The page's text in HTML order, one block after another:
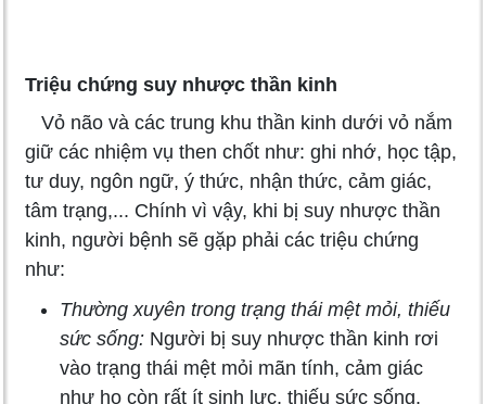
Triệu chứng suy nhược thần kinh
Vỏ não và các trung khu thần kinh dưới vỏ nắm
giữ các nhiệm vụ then chốt như: ghi nhớ, học tập,
tư duy, ngôn ngữ, ý thức, nhận thức, cảm giác,
tâm trạng,... Chính vì vậy, khi bị suy nhược thần
kinh, người bệnh sẽ gặp phải các triệu chứng
như:
Thường xuyên trong trạng thái mệt mỏi, thiếu
sức sống: Người bị suy nhược thần kinh rơi
vào trạng thái mệt mỏi mãn tính, cảm giác
như họ còn rất ít sinh lực, thiếu sức sống.